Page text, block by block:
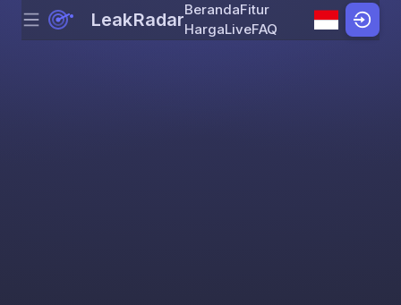
Skip to content
Menu LeakRadarBerandaFitur
HargaLiveFAQ